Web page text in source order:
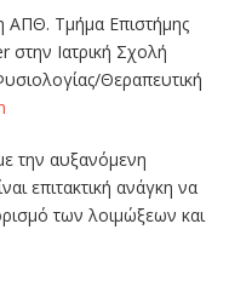
Τμήμα Επιστήμης
Ιατρική Σχολή
Θεραπευτική
την αυξανόμενη
επιτακτική ανάγκη να
των λοιμώξεων και